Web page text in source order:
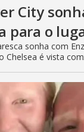
City
para o
sonha com
Chelsea é vista